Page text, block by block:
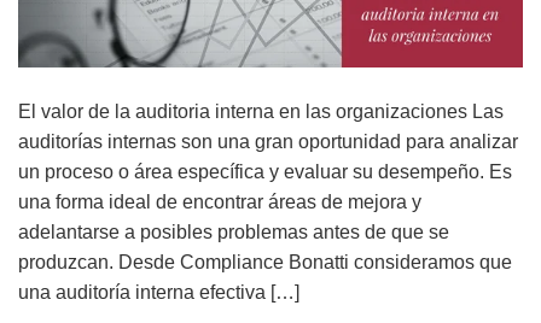
El valor de la auditoria interna en las organizaciones Las
auditorías internas son una gran oportunidad para analizar
un proceso o área específica y evaluar su desempeño. Es
una forma ideal de encontrar áreas de mejora y
adelantarse a posibles problemas antes de que se
produzcan. Desde Compliance Bonatti consideramos que
una auditoría interna efectiva […]